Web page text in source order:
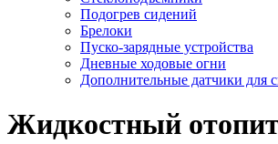
Подогрев сидений
Брелоки
Пуско-зарядные устройства
Дневные ходовые огни
Дополнительные датчики для
Жидкостный